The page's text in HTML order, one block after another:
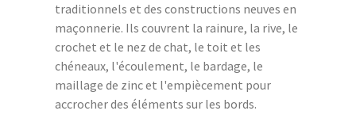
traditionnels et des constructions neuves en
maçonnerie. Ils couvrent la rainure, la rive, le
crochet et le nez de chat, le toit et les
chéneaux, l'écoulement, le bardage, le
maillage de zinc et l'empiècement pour
accrocher des éléments sur les bords.